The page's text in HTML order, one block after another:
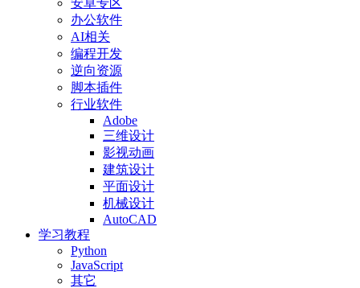
安卓专区
办公软件
AI相关
编程开发
逆向资源
脚本插件
行业软件
Adobe
三维设计
影视动画
建筑设计
平面设计
机械设计
AutoCAD
学习教程
Python
JavaScript
其它